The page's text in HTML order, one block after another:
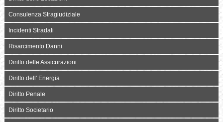
Consulenza Stragiudiziale
Incidenti Stradali
Risarcimento Danni
Diritto delle Assicurazioni
Diritto dell' Energia
Diritto Penale
Diritto Societario